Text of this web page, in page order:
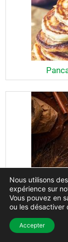
Gateau
Nous utilisons
expérience sur
Vous pouvez en
ou les désactiver
Accepter